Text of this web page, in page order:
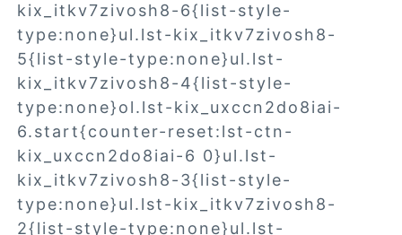
kix_itkv7zivosh8-6{list-style-
type:none}ul.lst-kix_itkv7zivosh8-
5{list-style-type:none}ul.lst-
kix_itkv7zivosh8-4{list-style-
type:none}ol.lst-kix_uxccn2do8iai-
6.start{counter-reset:lst-ctn-
kix_uxccn2do8iai-6 0}ul.lst-
kix_itkv7zivosh8-3{list-style-
type:none}ul.lst-kix_itkv7zivosh8-
2{list-style-type:none}ul.lst-